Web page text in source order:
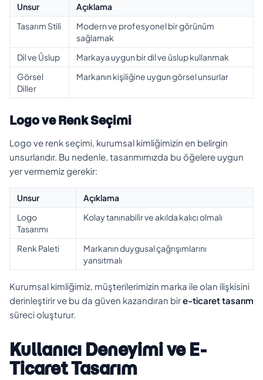
Unsur
Açıklama
Tasarım Stili
Modern ve profesyonel bir görünüm
sağlamak
Dil ve Üslup
Markaya uygun bir dil ve üslup kullanmak
Görsel
Diller
Markanın kişiliğine uygun görsel unsurlar
Logo ve Renk Seçimi
Logo ve renk seçimi, kurumsal kimliğimizin en belirgin
unsurlarıdır. Bu nedenle, tasarımımızda bu öğelere uygun
yer vermemiz gerekir:
Unsur
Açıklama
Logo
Tasarımı
Kolay tanınabilir ve akılda kalıcı olmalı
Renk Paleti
Markanın duygusal çağrışımlarını
yansıtmalı
Kurumsal kimliğimiz, müşterilerimizin marka ile olan ilişkisini
derinleştirir ve bu da güven kazandıran bire-ticaret tasarım
süreci oluşturur.
Kullanıcı Deneyimi ve E-
Ticaret Tasarım